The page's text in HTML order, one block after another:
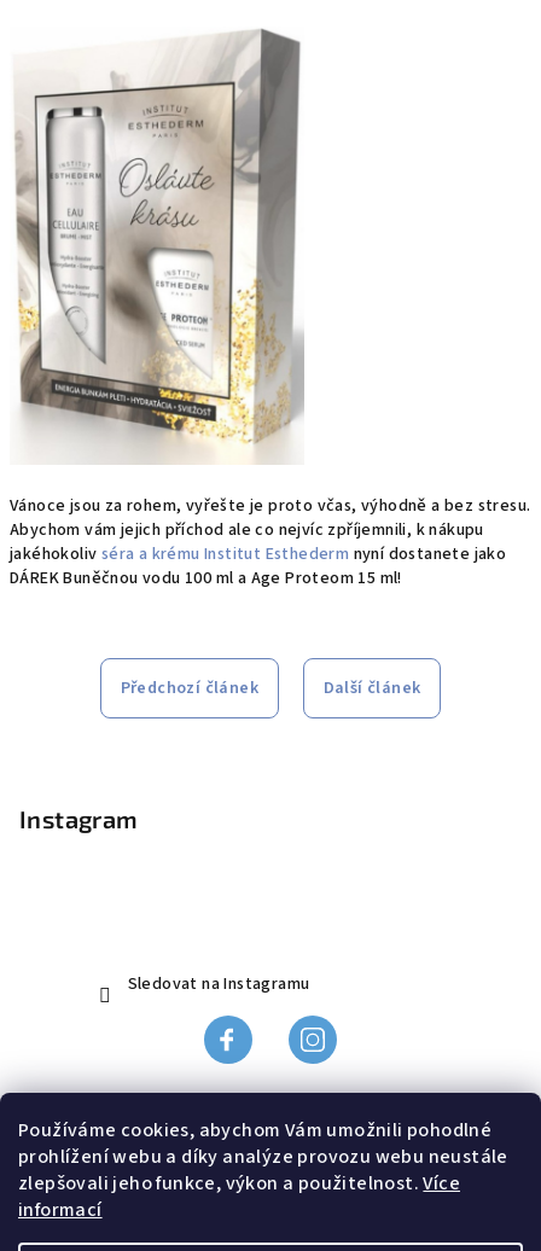
Používáme cookies, abychom Vám umožnili pohodlné
prohlížení webu a díky analýze provozu webu neustále
zlepšovali jeho funkce, výkon a použitelnost.Více
informací
Vánoce jsou za rohem, vyřešte je proto včas, výhodně a bez stresu.
Abychom vám jejich příchod ale co nejvíc zpříjemnili, k nákupu
jakéhokoliv séra a krému Institut Esthederm nyní dostanete jako
DÁREK Buněčnou vodu 100 ml a Age Proteom 15 ml!
Předchozí článek Další článek
Instagram
Sledovat na Instagramu
Ochrana údajů
Odstoupení od smlouvy, reklamace